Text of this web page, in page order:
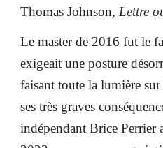
Thomas Johnson, Lettre
Le master de 2016fut le
exigeait une posture
faisant toute la lumière
ses très graves
indépendant Brice Perrier